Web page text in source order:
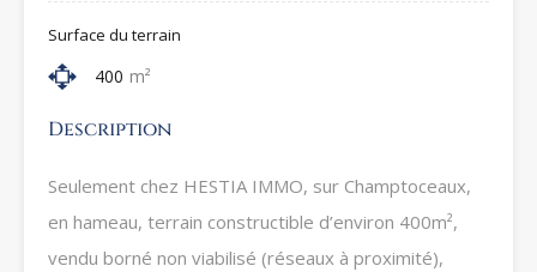
Surface du terrain
400 m²
Description
Seulement chez HESTIA IMMO, sur Champtoceaux,
en hameau, terrain constructible d’environ 400m²,
vendu borné non viabilisé (réseaux à proximité),